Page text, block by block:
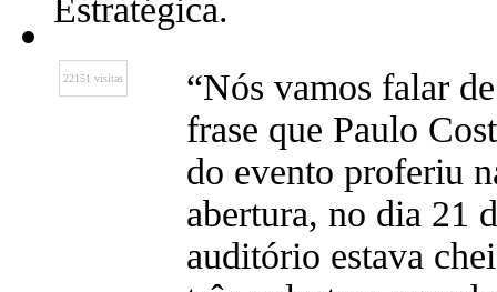
Estratégica.
22151 visitas
“Nós vamos falar
frase que Paulo
do evento proferiu
abertura, no dia 21
auditório estava